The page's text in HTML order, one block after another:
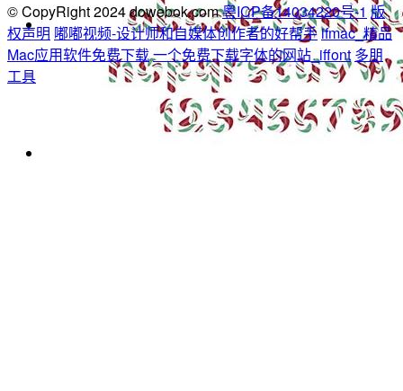
© CopyRight 2024 dowebok.com粤ICP备14034220号-1 版
权声明 嘟嘟视频-设计师和自媒体创作者的好帮手ifmac_精品
Mac应用软件免费下载一个免费下载字体的网站_iffont 多朋
工具